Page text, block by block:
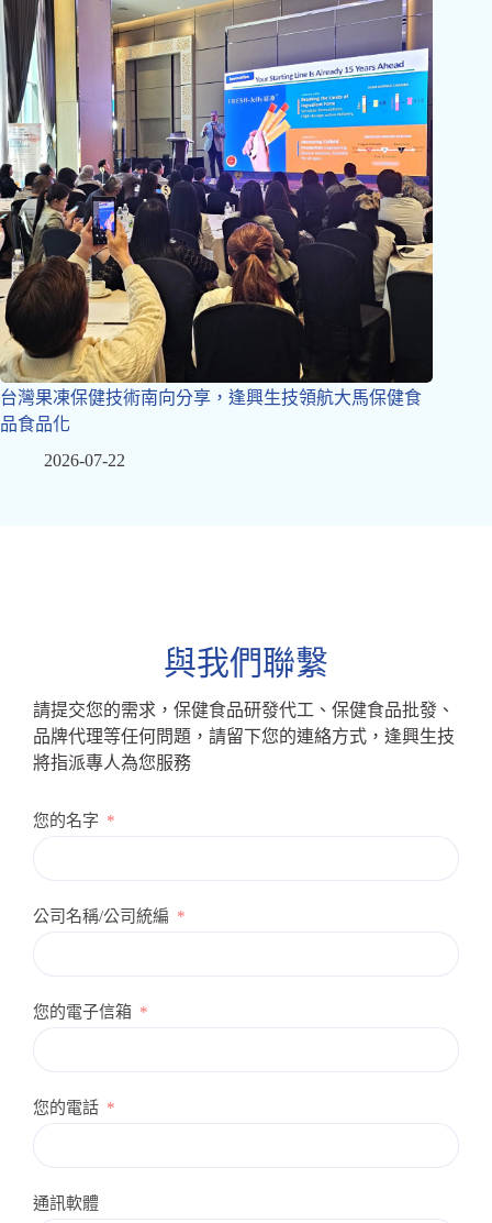
台灣果凍保健技術南向分享，逢興生技領航大馬保健食
品食品化
2026-07-22
與我們聯繫
請提交您的需求，保健食品研發代工、保健食品批發、
品牌代理等任何問題，請留下您的連絡方式，逢興生技
將指派專人為您服務
您的名字
公司名稱/公司統編
您的電子信箱
您的電話
通訊軟體